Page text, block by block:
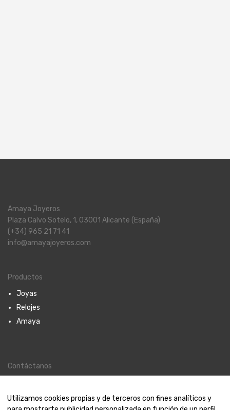
Amaya Joyeros
Plaza Calvo Sotelo, 1, 03001 Alicante (España)
(+34) 965 21 71 41
info@amayajoyeros.com
Productos
Joyas
Relojes
Amaya
Contáctanos
Nosotros
Utilizamos cookies propias y de terceros con fines analíticos y